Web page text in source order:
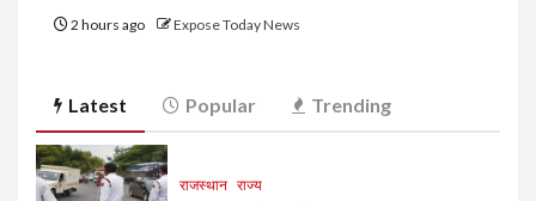
2 hours ago Expose Today News
Latest Popular Trending
राजस्थान राज्य